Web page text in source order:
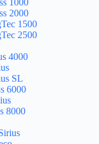
2000
1500
2500
4000
SL
6000
8000